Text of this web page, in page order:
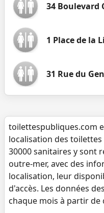
34 Boulevard
1 Place de la
31 Rue du
toilettespubliques.com
localisation des
30000 sanitaires y sont
outre-mer, avec des
localisation, leur
d'accès. Les données
chaque mois à partir de